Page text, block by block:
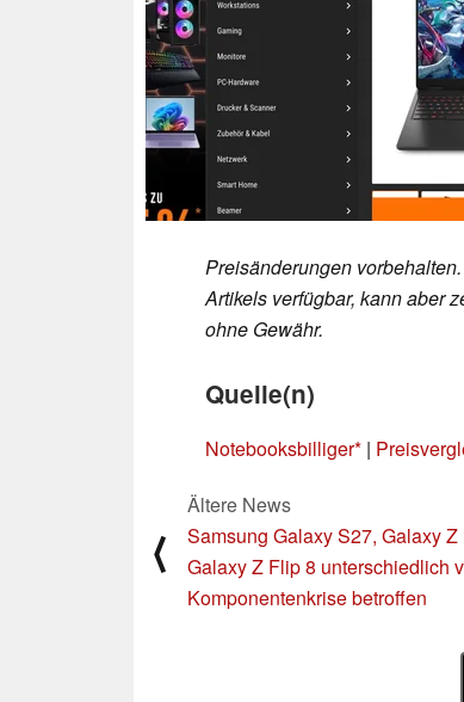
Preisänderungen
Artikels verfügbar, kann aber
ohne Gewähr.
Quelle(n)
Notebooksbilliger |
⟨
Ältere News
Samsung Galaxy S27, Galaxy Z
Galaxy Z Flip 8 unterschiedlich
Komponentenkrise betroffen